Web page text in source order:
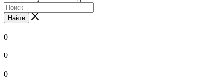
Найти
0
0
0